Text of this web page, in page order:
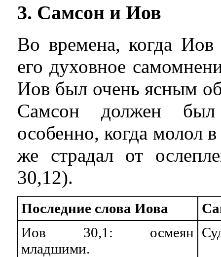
3. Самсон и Иов
Во времена, когда
его духовное
Иов был очень ясным
Самсон должен был
особенно, когда молол
же страдал от
30,12).
Последние слова Иова
Иов 30,1: осмеян
младшими.